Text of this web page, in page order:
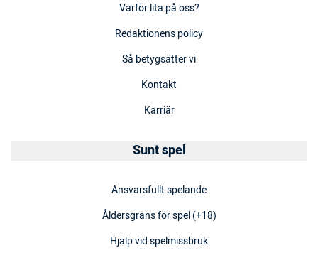
Varför lita på oss?
Redaktionens policy
Så betygsätter vi
Kontakt
Karriär
Sunt spel
Ansvarsfullt spelande
Åldersgräns för spel (+18)
Hjälp vid spelmissbruk